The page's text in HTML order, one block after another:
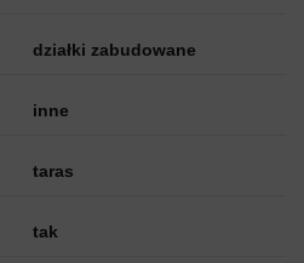
działki zabudowane
inne
taras
tak